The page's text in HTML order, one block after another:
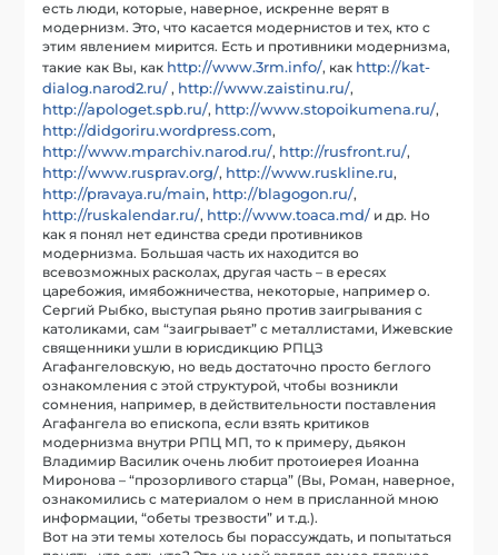
есть люди, которые, наверное, искренне верят в
модернизм. Это, что касается модернистов и тех, кто с
этим явлением мирится. Есть и противники модернизма,
такие как Вы, как http://www.3rm.info/, как http://kat-
dialog.narod2.ru/ , http://www.zaistinu.ru/,
http://apologet.spb.ru/, http://www.stopoikumena.ru/,
http://didgoriru.wordpress.com,
http://www.mparchiv.narod.ru/, http://rusfront.ru/,
http://www.rusprav.org/, http://www.ruskline.ru,
http://pravaya.ru/main, http://blagogon.ru/,
http://ruskalendar.ru/, http://www.toaca.md/ и др. Но
как я понял нет единства среди противников
модернизма. Большая часть их находится во
всевозможных расколах, другая часть – в ересях
царебожия, имябожничества, некоторые, например о.
Сергий Рыбко, выступая рьяно против заигрывания с
католиками, сам “заигрывает” с металлистами, Ижевские
священники ушли в юрисдикцию РПЦЗ
Агафангеловскую, но ведь достаточно просто беглого
ознакомления с этой структурой, чтобы возникли
сомнения, например, в действительности поставления
Агафангела во епископа, если взять критиков
модернизма внутри РПЦ МП, то к примеру, дьякон
Владимир Василик очень любит протоиерея Иоанна
Миронова – “прозорливого старца” (Вы, Роман, наверное,
ознакомились с материалом о нем в присланной мною
информации, “обеты трезвости” и т.д.).
Вот на эти темы хотелось бы порассуждать, и попытаться